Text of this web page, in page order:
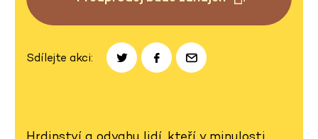
Sdílejte akci: